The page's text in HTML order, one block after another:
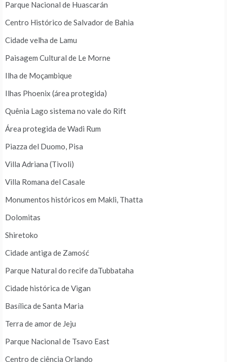
Parque Nacional de Huascarán
Centro Histórico de Salvador de Bahia
Cidade velha de Lamu
Paisagem Cultural de Le Morne
Ilha de Moçambique
Ilhas Phoenix (área protegida)
Quênia Lago sistema no vale do Rift
Área protegida de Wadi Rum
Piazza del Duomo, Pisa
Villa Adriana (Tivoli)
Villa Romana del Casale
Monumentos históricos em Makli, Thatta
Dolomitas
Shiretoko
Cidade antiga de Zamość
Parque Natural do recife daTubbataha
Cidade histórica de Vigan
Basílica de Santa Maria
Terra de amor de Jeju
Parque Nacional de Tsavo East
Centro de ciência Orlando